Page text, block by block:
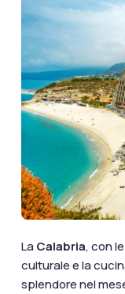
LaCalabria,con
culturale e la
splendore nel